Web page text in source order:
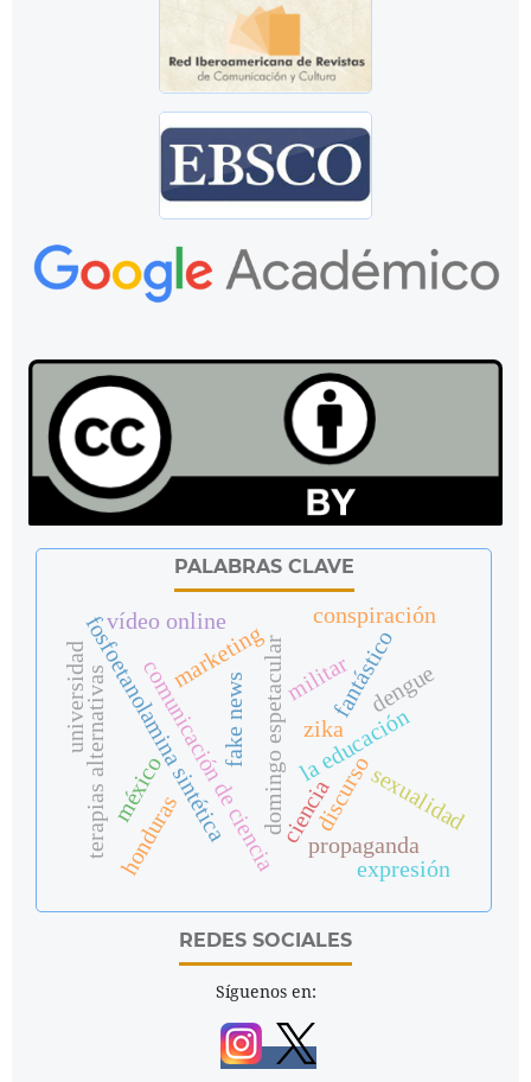
PALABRAS CLAVE
discurso
ciencia
comunicación de ciencia
fosfoetanolamina sintética fantástico
domingo espetacular
terapias alternativas
marketing
la educación
sexualidad
honduras
universidad fake news
vídeo online
zika
méxico
conspiración
propaganda
militar dengue
expresión
REDES SOCIALES
Síguenos en: